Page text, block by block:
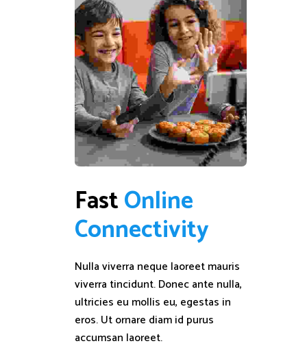
Fast Online
Connectivity
Nulla viverra neque laoreet mauris
viverra tincidunt. Donec ante nulla,
ultricies eu mollis eu, egestas in
eros. Ut ornare diam id purus
accumsan laoreet.